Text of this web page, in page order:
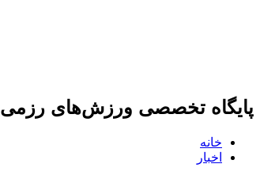
پایگاه تخصصی ورزش‌های رزمی
خانه
اخبار